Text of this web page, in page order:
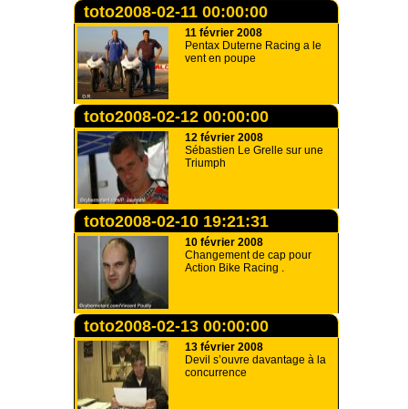
toto2008-02-11 00:00:00
11 février 2008
Pentax Duterne Racing a le
vent en poupe
toto2008-02-12 00:00:00
12 février 2008
Sébastien Le Grelle sur une
Triumph
toto2008-02-10 19:21:31
10 février 2008
Changement de cap pour
Action Bike Racing .
toto2008-02-13 00:00:00
13 février 2008
Devil s’ouvre davantage à la
concurrence